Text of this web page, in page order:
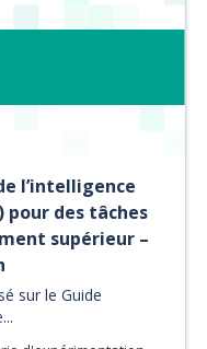
l’intelligence
des tâches
supérieur –
sur le Guide